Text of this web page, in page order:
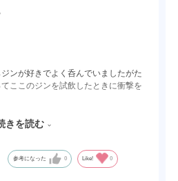
ンが好きでよく呑んでいましたがた
ここのジンを試飲したときに衝撃を
れました。本当に美味しいです。
きを読む
参考になった 0 Like! 0